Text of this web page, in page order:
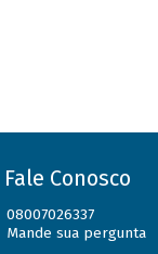
Fale Conosco
08007026337
Mande sua pergunta